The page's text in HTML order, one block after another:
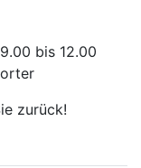
bis 12.00